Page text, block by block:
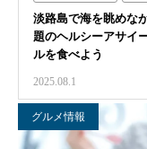
知る
ハローキティショーボッ
淡路島で海を眺めな
題のヘルシーアサイ
ルを食べよう
2025.08.1
グルメ情報